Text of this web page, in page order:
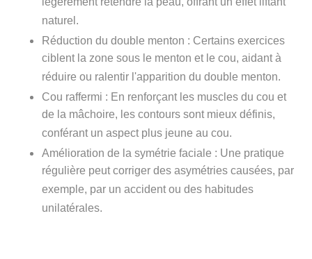
légèrement retendre la peau, offrant un effet liftant
naturel.
Réduction du double menton : Certains exercices
ciblent la zone sous le menton et le cou, aidant à
réduire ou ralentir l'apparition du double menton.
Cou raffermi : En renforçant les muscles du cou et
de la mâchoire, les contours sont mieux définis,
conférant un aspect plus jeune au cou.
Amélioration de la symétrie faciale : Une pratique
régulière peut corriger des asymétries causées, par
exemple, par un accident ou des habitudes
unilatérales.